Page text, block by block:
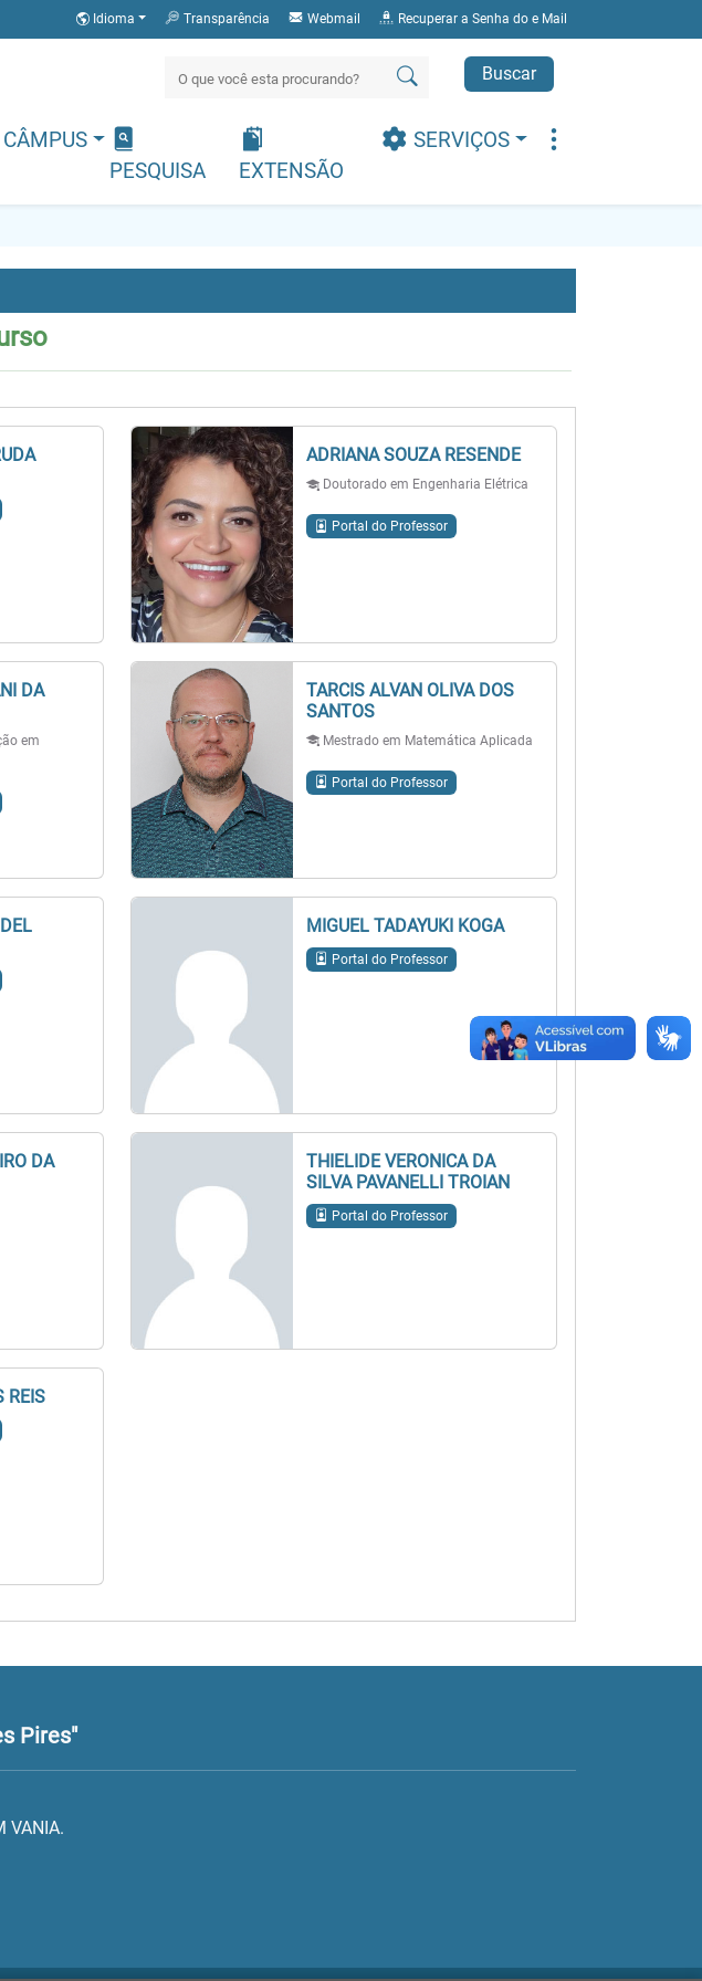
Idioma Transparência Webmail Recuperar a Senha do e Mail
Buscar
CÂMPUS
PESQUISA
EXTENSÃO
SERVIÇOS
ADRIANA SOUZA RESENDE
Doutorado em Engenharia Elétrica
Portal do Professor
DA
em
TARCIS ALVAN OLIVA DOS
SANTOS
Mestrado em Matemática Aplicada
Portal do Professor
MIGUEL TADAYUKI KOGA
Portal do Professor
DA
THIELIDE VERONICA DA
SILVA PAVANELLI TROIAN
Portal do Professor
REIS
Pires"
VANIA.